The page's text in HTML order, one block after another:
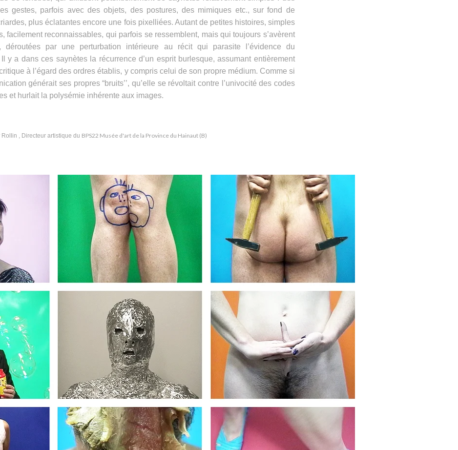
gestes, parfois avec des objets, des postures, des mimiques etc., sur fond de
plus éclatantes encore une fois pixelliées. Autant de petites histoires, simples
facilement reconnaissables, qui parfois se ressemblent, mais qui toujours s’avèrent
déroutées par une perturbation intérieure au récit qui parasite l’évidence du
y a dans ces saynètes la récurrence d’un esprit burlesque, assumant entièrement
à l’égard des ordres établis, y compris celui de son propre médium. Comme si
générait ses propres “bruits’’, qu’elle se révoltait contre l’univocité des codes
et hurlait la polysémie inhérente aux images.
Rollin , Directeur artistique du BPS22 Musée d'art de la Province du Hainaut (B)